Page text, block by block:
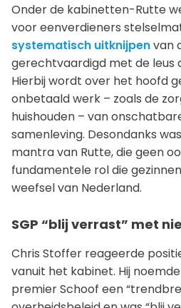
Onder de kabinetten-Rutte
voor eenverdieners
systematisch uitknijpenvan
gerechtvaardigd met de leus
Hierbij wordt over het hoofd
onbetaald werk – zoals de
huishouden – van
samenleving. Desondanks
mantra van Rutte, die geen
fundamentele rol die
weefsel van Nederland.
SGP “blij verrast” met
Chris Stoffer reageerde
vanuit het kabinet. Hij
premier Schoof een